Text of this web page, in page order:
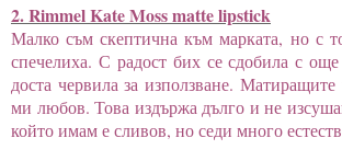
2. Rimmel Kate Moss matte lipstick
Малко съм скептична към марката, но с
спечелиха. С радост бих се сдобила с
доста червила за използване. Матиращите
ми любов. Това издържа дълго и не
който имам е сливов, но седи много